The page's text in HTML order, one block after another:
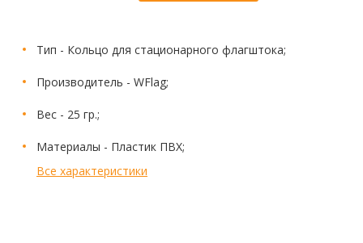
Тип - Кольцо для стационарного флагштока;
Производитель - WFlag;
Вес - 25 гр.;
Материалы - Пластик ПВХ;
Все характеристики